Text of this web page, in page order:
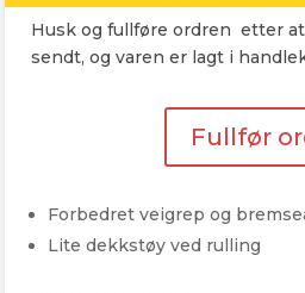
Husk og fullføre ordren etter
sendt, og varen er lagt i
Fullfør
Forbedret veigrep og
Lite dekkstøy ved rulling